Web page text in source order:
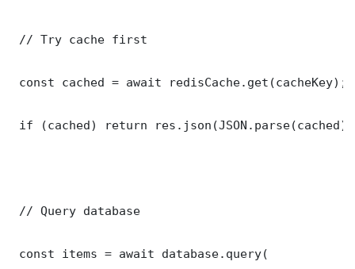
// Try cache first
const cached = await redisCache.get(cacheKey);
if (cached) return
// Query database
const items = await database.query(